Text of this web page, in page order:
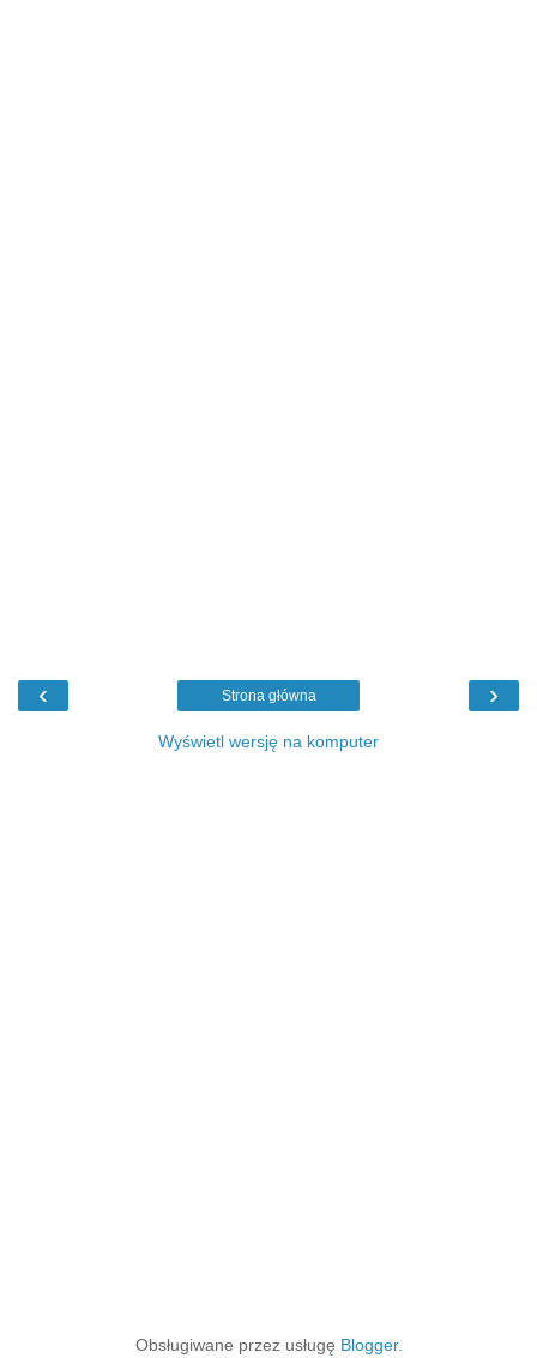
‹ ›
Strona główna
Wyświetl wersję na komputer
Obsługiwane przez usługę Blogger.